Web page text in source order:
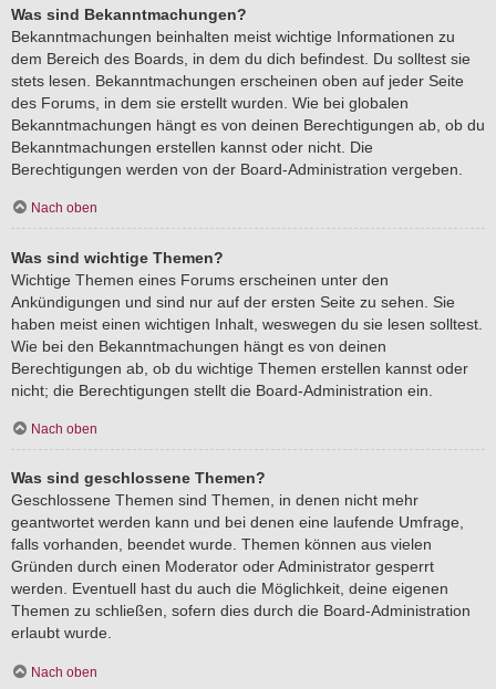
Was sind Bekanntmachungen?
Bekanntmachungen beinhalten meist wichtige Informationen zu
dem Bereich des Boards, in dem du dich befindest. Du solltest sie
stets lesen. Bekanntmachungen erscheinen oben auf jeder Seite
des Forums, in dem sie erstellt wurden. Wie bei globalen
Bekanntmachungen hängt es von deinen Berechtigungen ab, ob du
Bekanntmachungen erstellen kannst oder nicht. Die
Berechtigungen werden von der Board-Administration vergeben.
Nach oben
Was sind wichtige Themen?
Wichtige Themen eines Forums erscheinen unter den
Ankündigungen und sind nur auf der ersten Seite zu sehen. Sie
haben meist einen wichtigen Inhalt, weswegen du sie lesen solltest.
Wie bei den Bekanntmachungen hängt es von deinen
Berechtigungen ab, ob du wichtige Themen erstellen kannst oder
nicht; die Berechtigungen stellt die Board-Administration ein.
Nach oben
Was sind geschlossene Themen?
Geschlossene Themen sind Themen, in denen nicht mehr
geantwortet werden kann und bei denen eine laufende Umfrage,
falls vorhanden, beendet wurde. Themen können aus vielen
Gründen durch einen Moderator oder Administrator gesperrt
werden. Eventuell hast du auch die Möglichkeit, deine eigenen
Themen zu schließen, sofern dies durch die Board-Administration
erlaubt wurde.
Nach oben